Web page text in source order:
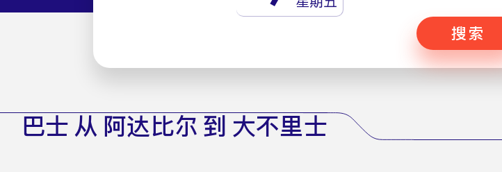
搜索
巴士 从 阿达比尔 到 大不里士